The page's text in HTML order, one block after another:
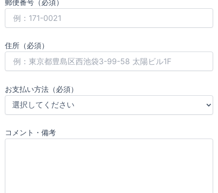
郵便番号（必須）
住所（必須）
お支払い方法（必須）
コメント・備考